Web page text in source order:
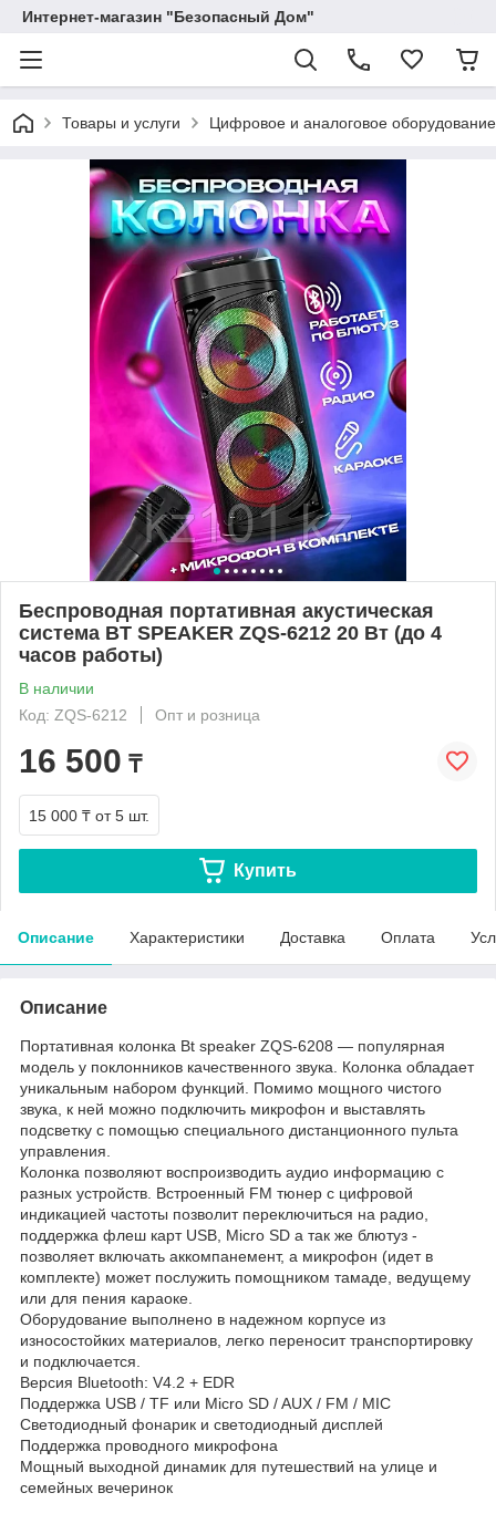
Интернет-магазин "Безопасный Дом"
Товары и услуги Цифровое и аналоговое оборудование
Беспроводная портативная акустическая
система BT SPEAKER ZQS-6212 20 Вт (до 4
часов работы)
В наличии
Код: ZQS-6212
Опт и розница
16 500 ₸
15 000 ₸ от 5 шт.
Купить
Описание Характеристики Доставка Оплата
Описание
Портативная колонка Bt speaker ZQS-6208 — популярная
модель у поклонников качественного звука. Колонка обладает
уникальным набором функций. Помимо мощного чистого
звука, к ней можно подключить микрофон и выставлять
подсветку с помощью специального дистанционного пульта
управления.
Колонка позволяют воспроизводить аудио информацию с
разных устройств. Встроенный FM тюнер с цифровой
индикацией частоты позволит переключиться на радио,
поддержка флеш карт USB, Micro SD а так же блютуз -
позволяет включать аккомпанемент, а микрофон (идет в
комплекте) может послужить помощником тамаде, ведущему
или для пения караоке.
Оборудование выполнено в надежном корпусе из
износостойких материалов, легко переносит транспортировку
и подключается.
Версия Bluetooth: V4.2 + EDR
Поддержка USB / TF или Micro SD / AUX / FM / MIC
Светодиодный фонарик и светодиодный дисплей
Поддержка проводного микрофона
Мощный выходной динамик для путешествий на улице и
семейных вечеринок